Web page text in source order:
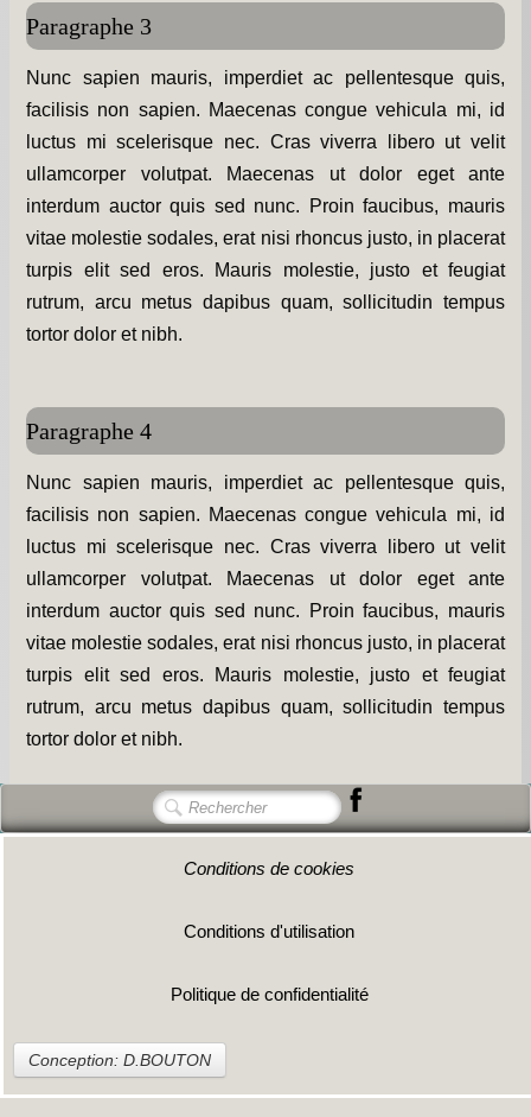
Paragraphe 3
Nunc sapien mauris, imperdiet ac pellentesque quis,
facilisis non sapien. Maecenas congue vehicula mi, id
luctus mi scelerisque nec. Cras viverra libero ut velit
ullamcorper volutpat. Maecenas ut dolor eget ante
interdum auctor quis sed nunc. Proin faucibus, mauris
vitae molestie sodales, erat nisi rhoncus justo, in placerat
turpis elit sed eros. Mauris molestie, justo et feugiat
rutrum, arcu metus dapibus quam, sollicitudin tempus
tortor dolor et nibh.
Paragraphe 4
Nunc sapien mauris, imperdiet ac pellentesque quis,
facilisis non sapien. Maecenas congue vehicula mi, id
luctus mi scelerisque nec. Cras viverra libero ut velit
ullamcorper volutpat. Maecenas ut dolor eget ante
interdum auctor quis sed nunc. Proin faucibus, mauris
vitae molestie sodales, erat nisi rhoncus justo, in placerat
turpis elit sed eros. Mauris molestie, justo et feugiat
rutrum, arcu metus dapibus quam, sollicitudin tempus
tortor dolor et nibh.
Conditions de cookies
Conditions d'utilisation
Politique de confidentialité
Conception: D.BOUTON